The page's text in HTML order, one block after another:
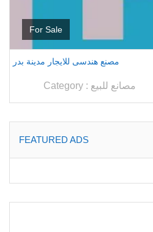
For Sale
مصنع هندسى للايجار مدينة بدر
Category : مصانع للبيع
FEATURED ADS